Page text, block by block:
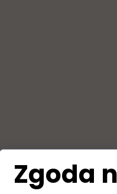
Zgoda